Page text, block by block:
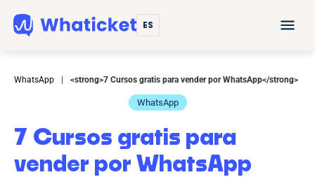
ES
WhatsApp <strong>7 Cursos gratis para vender por WhatsApp</strong>
WhatsApp
7 Cursos gratis para
vender por WhatsApp